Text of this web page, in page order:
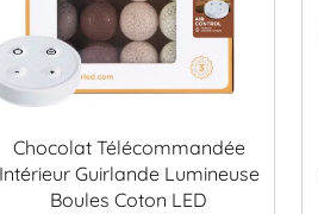
Chocolat Télécommandée
Intérieur Guirlande Lumineuse
Boules Coton LED